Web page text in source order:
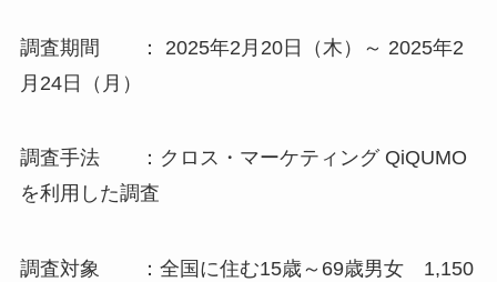
調査期間 ： 2025年2月20日（木）～ 2025年2
月24日（月）
調査手法 ：クロス・マーケティング QiQUMO
を利用した調査
調査対象 ：全国に住む15歳～69歳男女 1,150